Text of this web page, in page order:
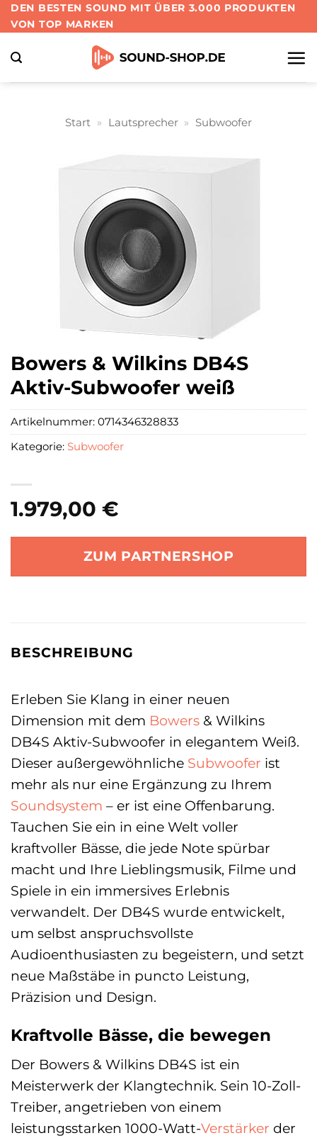
Zum
Inhalt
springen
DEN BESTEN SOUND MIT ÜBER 3.000 PRODUKTEN
VON TOP MARKEN
Start » Lautsprecher » Subwoofer
Bowers & Wilkins DB4S
Aktiv-Subwoofer weiß
1.979,00 €
ZUM PARTNERSHOP
Artikelnummer: 0714346328833
Kategorie: Subwoofer
BESCHREIBUNG
Erleben Sie Klang in einer neuen
Dimension mit dem Bowers & Wilkins
DB4S Aktiv-Subwoofer in elegantem Weiß.
Dieser außergewöhnliche Subwoofer ist
mehr als nur eine Ergänzung zu Ihrem
Soundsystem – er ist eine Offenbarung.
Tauchen Sie ein in eine Welt voller
kraftvoller Bässe, die jede Note spürbar
macht und Ihre Lieblingsmusik, Filme und
Spiele in ein immersives Erlebnis
verwandelt. Der DB4S wurde entwickelt,
um selbst anspruchsvollste
Audioenthusiasten zu begeistern, und setzt
neue Maßstäbe in puncto Leistung,
Präzision und Design.
Kraftvolle Bässe, die bewegen
Der Bowers & Wilkins DB4S ist ein
Meisterwerk der Klangtechnik. Sein 10-Zoll-
Treiber, angetrieben von einem
leistungsstarken 1000-Watt-Verstärker der